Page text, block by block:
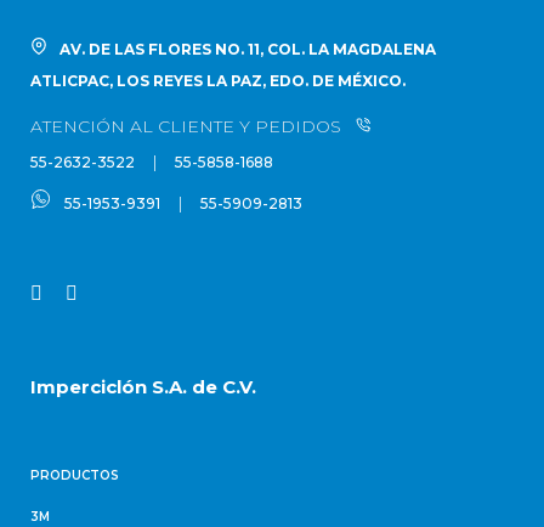
AV. DE LAS FLORES NO. 11, COL. LA MAGDALENA
ATLICPAC, LOS REYES LA PAZ, EDO. DE MÉXICO.
ATENCIÓN AL CLIENTE Y PEDIDOS
55-2632-3522 | 55-5858-1688
55-1953-9391 | 55-5909-2813
Imperciclón S.A. de C.V.
PRODUCTOS
3M